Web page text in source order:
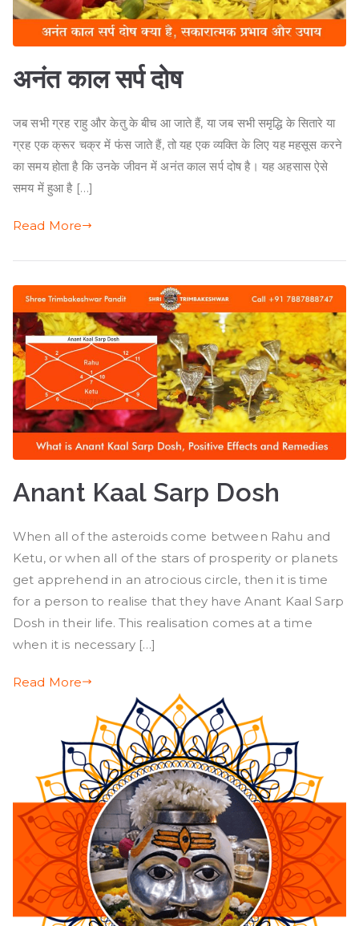
अनंत काल सर्प दोष
जब सभी ग्रह राहु और केतु के बीच आ जाते हैं, या जब सभी समृद्धि के सितारे या
ग्रह एक क्रूर चक्र में फंस जाते हैं, तो यह एक व्यक्ति के लिए यह महसूस करने
का समय होता है कि उनके जीवन में अनंत काल सर्प दोष है। यह अहसास ऐसे
समय में हुआ है […]
Read More
Anant Kaal Sarp Dosh
When all of the asteroids come between Rahu and
Ketu, or when all of the stars of prosperity or planets
get apprehend in an atrocious circle, then it is time
for a person to realise that they have Anant Kaal Sarp
Dosh in their life. This realisation comes at a time
when it is necessary […]
Read More